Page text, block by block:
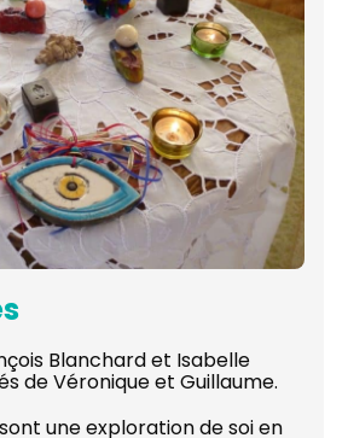
Blanchard et Isabelle
de Véronique et Guillaume.
une exploration de soi en